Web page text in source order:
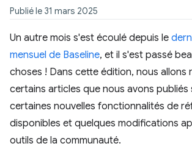
Publié le 31 mars 2025
Un autre mois s'est écoulé depuis le
mensuel de Baseline, et il s'est passé
choses ! Dans cette édition, nous allons
certains articles que nous avons publiés
certaines nouvelles fonctionnalités de
disponibles et quelques modifications
outils de la communauté.